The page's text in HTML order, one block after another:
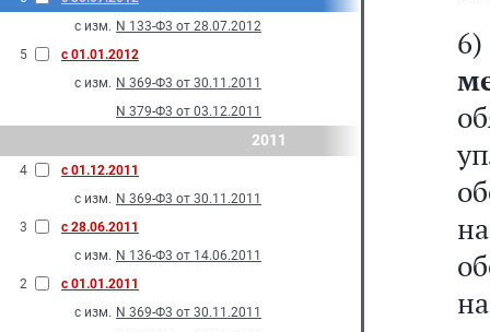
с изм. N 133-Ф3 от 28.07.2012
5
с 01.01.2012
с изм. N 369-Ф3 от 30.11.2011
N 379-Ф3 от 03.12.2011
2011
4
с 01.12.2011
с изм. N 369-Ф3 от 30.11.2011
3
с 28.06.2011
с изм. N 136-Ф3 от 14.06.2011
2
с 01.01.2011
с изм. N 369-Ф3 от 30.11.2011